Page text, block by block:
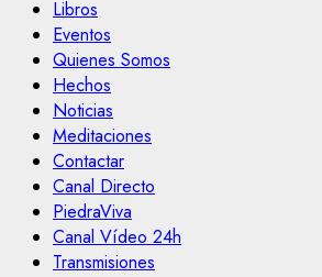
Libros
Eventos
Quienes Somos
Hechos
Noticias
Meditaciones
Contactar
Canal Directo
PiedraViva
Canal Vídeo 24h
Transmisiones